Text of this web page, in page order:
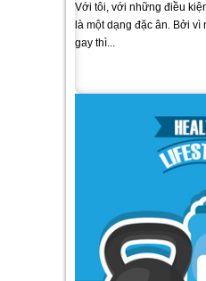
Với tôi, với những điều
là một dạng đặc ân. Bởi
gay thì...